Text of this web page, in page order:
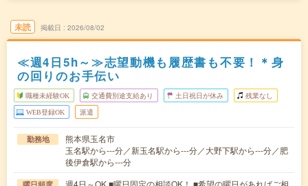
未読 掲載日 2026/08/02
≪週4日5h～≫志望動機も履歴書も不要！＊身
の回りのお手伝い
職種未経験OK 交通費別途支給あり 土日祝日が休み 残業なし
WEB登録OK 派遣
勤務地
熊本県玉名市
玉名駅から---分／新玉名駅から---分／大野下駅から---分／肥
後伊倉駅から---分
週4日～OK ■曜日固定の相談OK！ ■希望の曜日があればご相